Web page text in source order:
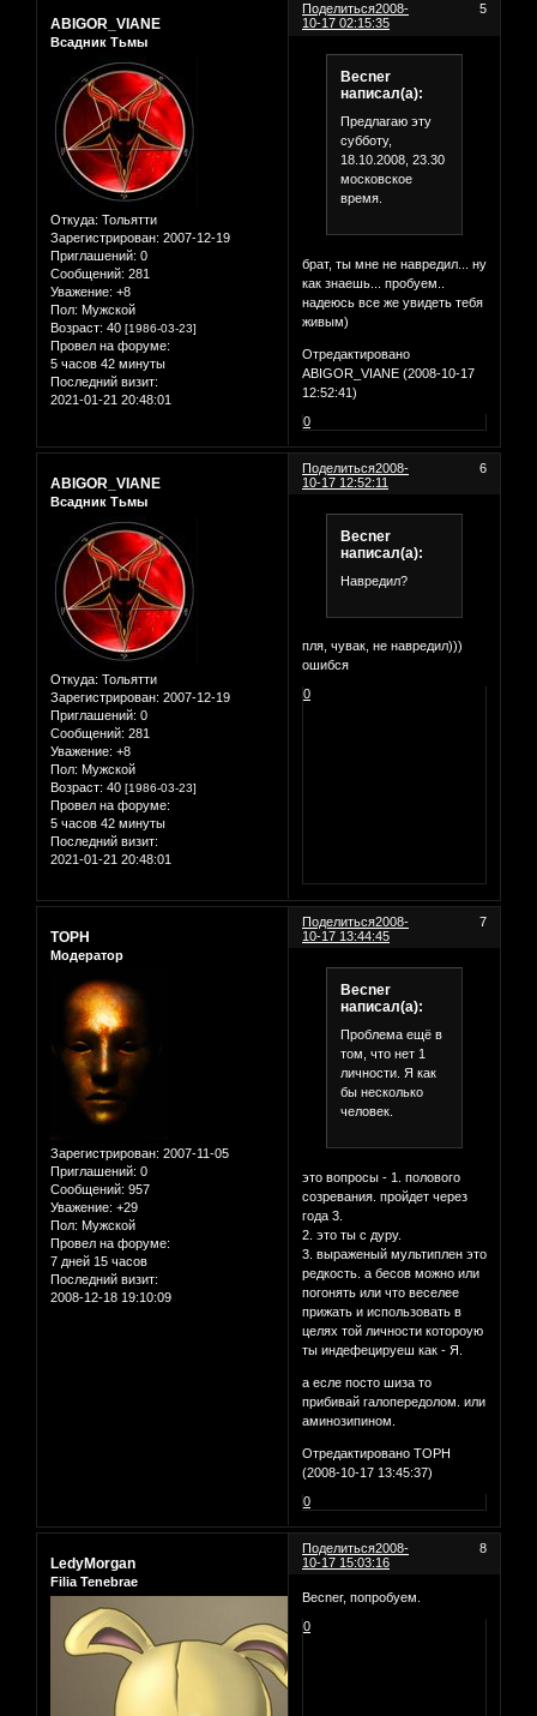
Поделиться 5
2008-
10-17 02:15:35
ABIGOR_VIANE
Всадник Тьмы
Откуда: Тольятти
Зарегистрирован: 2007-12-19
Приглашений: 0
Сообщений: 281
Уважение: +8
Пол: Мужской
Возраст: 40 [1986-03-23]
Провел на форуме:
5 часов 42 минуты
Последний визит:
2021-01-21 20:48:01
Becner
написал(а):
Предлагаю эту
субботу,
18.10.2008, 23.30
московское
время.
брат, ты мне не навредил... ну
как знаешь... пробуем..
надеюсь все же увидеть тебя
живым)
Отредактировано
ABIGOR_VIANE (2008-10-17
12:52:41)
0
Поделиться 6
2008-
10-17 12:52:11
ABIGOR_VIANE
Всадник Тьмы
Откуда: Тольятти
Зарегистрирован: 2007-12-19
Приглашений: 0
Сообщений: 281
Уважение: +8
Пол: Мужской
Возраст: 40 [1986-03-23]
Провел на форуме:
5 часов 42 минуты
Последний визит:
2021-01-21 20:48:01
Becner
написал(а):
Навредил?
пля, чувак, не навредил)))
ошибся
0
Поделиться 7
2008-
10-17 13:44:45
ТОРН
Модератор
Зарегистрирован: 2007-11-05
Приглашений: 0
Сообщений: 957
Уважение: +29
Пол: Мужской
Провел на форуме:
7 дней 15 часов
Последний визит:
2008-12-18 19:10:09
Becner
написал(а):
Проблема ещё в
том, что нет 1
личности. Я как
бы несколько
человек.
это вопросы - 1. полового
созревания. пройдет через
года 3.
2. это ты с дуру.
3. выраженый мультиплен это
редкость. а бесов можно или
погонять или что веселее
прижать и использовать в
целях той личности котороую
ты индефецируеш как - Я.
а есле посто шиза то
прибивай галопередолом. или
аминозипином.
Отредактировано ТОРН
(2008-10-17 13:45:37)
0
Поделиться 8
2008-
10-17 15:03:16
LedyMorgan
Filia Tenebrae
Becner, попробуем.
0